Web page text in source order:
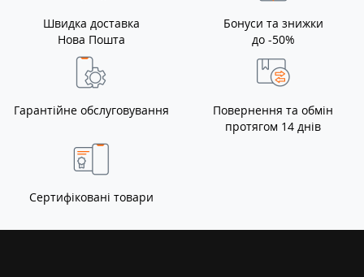
Швидка доставка
Нова Пошта
Бонуси та знижки
до -50%
Гарантійне обслуговування
Повернення та обмін
протягом 14 днів
Сертифіковані товари